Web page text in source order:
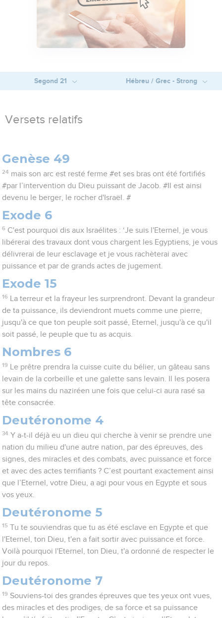
Segond 21 Hébreu / Grec - Strong
Versets relatifs
Genèse 49
24 mais son arc est resté ferme #et ses bras ont été fortifiés
#par l’intervention du Dieu puissant de Jacob. #Il est ainsi
devenu le berger, le rocher d'Israël. #
Exode 6
6 C'est pourquoi dis aux Israélites : ‘Je suis l'Eternel, je vous
libérerai des travaux dont vous chargent les Egyptiens, je vous
délivrerai de leur esclavage et je vous rachèterai avec
puissance et par de grands actes de jugement.
Exode 15
16
La terreur et la frayeur les surprendront. Devant la grandeur
de ta puissance, ils deviendront muets comme une pierre,
jusqu'à ce que ton peuple soit passé, Eternel, jusqu'à ce qu'il
soit passé, le peuple que tu as acquis.
Nombres 6
19
Le prêtre prendra la cuisse cuite du bélier, un gâteau sans
levain de la corbeille et une galette sans levain. Il les posera
sur les mains du naziréen une fois que celui-ci aura rasé sa
tête consacrée.
Deutéronome 4
34 Y a-t-il déjà eu un dieu qui cherche à venir se prendre une
nation du milieu d'une autre nation, par des épreuves, des
signes, des miracles et des combats, avec puissance et force
et avec des actes terrifiants ? C’est pourtant exactement ainsi
que l’Eternel, votre Dieu, a agi pour vous en Egypte et sous
vos yeux.
Deutéronome 5
15 Tu te souviendras que tu as été esclave en Egypte et que
l'Eternel, ton Dieu, t'en a fait sortir avec puissance et force.
Voilà pourquoi l'Eternel, ton Dieu, t'a ordonné de respecter le
jour du repos.
Deutéronome 7
19 Souviens-toi des grandes épreuves que tes yeux ont vues,
des miracles et des prodiges, de sa force et sa puissance